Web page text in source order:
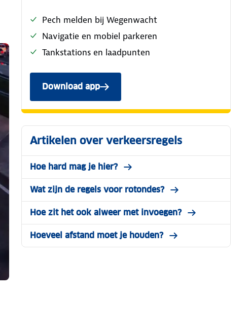
Pech melden bij Wegenwacht
Navigatie en mobiel parkeren
Tankstations en laadpunten
Download app
Artikelen over verkeersregels
Hoe hard mag je hier?
Wat zijn de regels voor rotondes?
Hoe zit het ook alweer met invoegen?
Hoeveel afstand moet je houden?